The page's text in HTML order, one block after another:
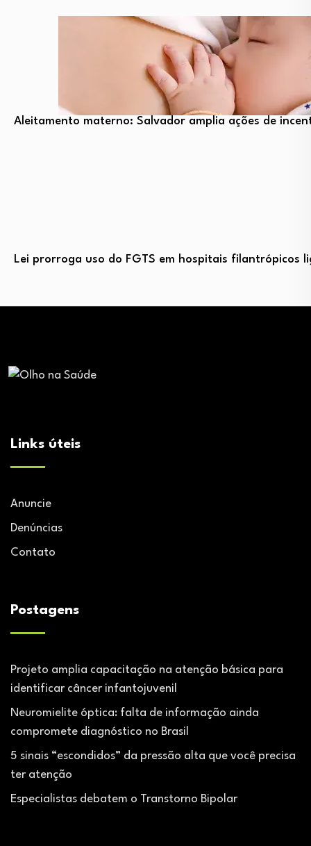
Aleitamento materno: Salvador amplia ações de
Lei prorroga uso do FGTS em hospitais filantrópicos
Links úteis
Anuncie
Denúncias
Contato
Postagens
Projeto amplia capacitação na atenção básica para
identificar câncer infantojuvenil
Neuromielite óptica: falta de informação ainda
compromete diagnóstico no Brasil
5 sinais “escondidos” da pressão alta que você precisa
ter atenção
Especialistas debatem o Transtorno Bipolar